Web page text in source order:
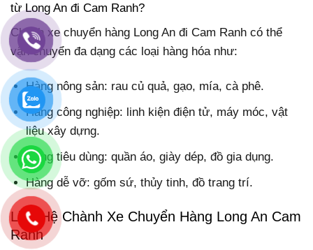
từ Long An đi Cam Ranh?
Chành xe chuyển hàng Long An đi Cam Ranh có thể
vận chuyển đa dạng các loại hàng hóa như:
Hàng nông sản: rau củ quả, gạo, mía, cà phê.
Hàng công nghiệp: linh kiện điện tử, máy móc, vật
liệu xây dựng.
Hàng tiêu dùng: quần áo, giày dép, đồ gia dụng.
Hàng dễ vỡ: gốm sứ, thủy tinh, đồ trang trí.
Liên Hệ Chành Xe Chuyển Hàng Long An Cam
Ranh